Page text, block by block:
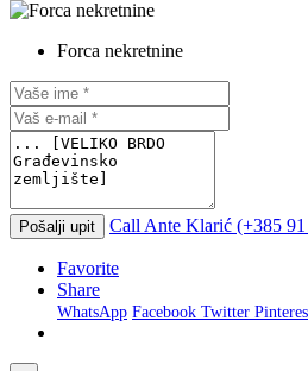
Forca nekretnine
Pošalji upit CallAnte Klarić (+385 91
Favorite
Share
WhatsApp Facebook Twitter